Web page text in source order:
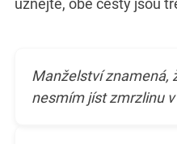
uznejte, obě cesty jsou
Manželství znamená,
nesmím jíst zmrzlinu